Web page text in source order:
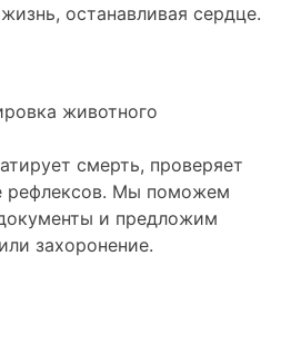
останавливая сердце.
животного
смерть, проверяет
рефлексов. Мы поможем
и предложим
захоронение.